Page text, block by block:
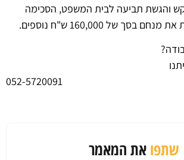
והגשת תביעה לבית המשפט, הסכימה
של 160,000 ש"ח נוספים.
052-5720091
שתפואת המאמר